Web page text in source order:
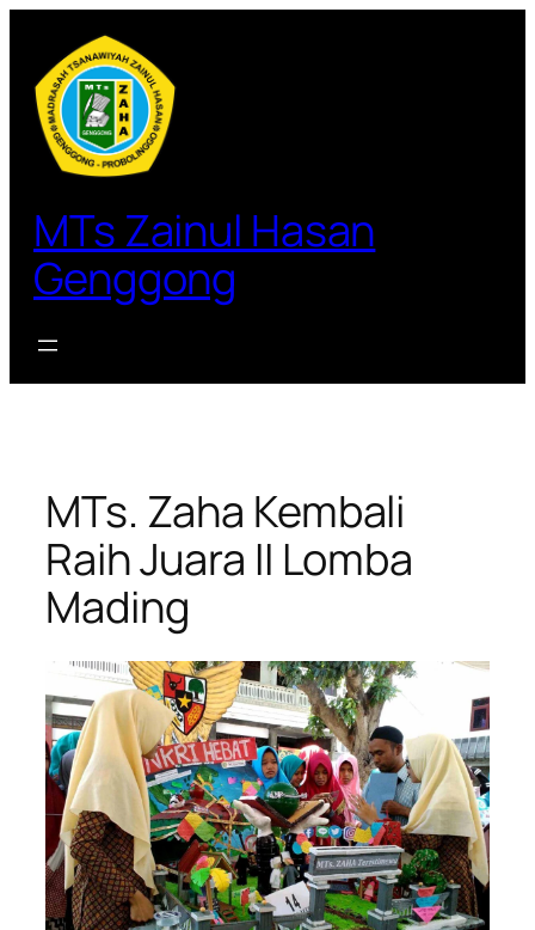
konten
MTs Zainul Hasan
Genggong
MTs. Zaha Kembali
Raih Juara II Lomba
Mading